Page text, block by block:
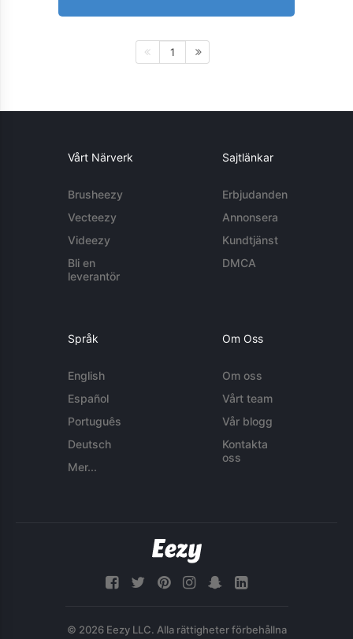
1
Vårt Närverk
Brusheezy
Vecteezy
Videezy
Bli en
leverantör
Sajtlänkar
Erbjudanden
Annonsera
Kundtjänst
DMCA
Språk
English
Español
Português
Deutsch
Mer...
Om Oss
Om oss
Vårt team
Vår blogg
Kontakta
oss
© 2026 Eezy LLC. Alla rättigheter förbehållna